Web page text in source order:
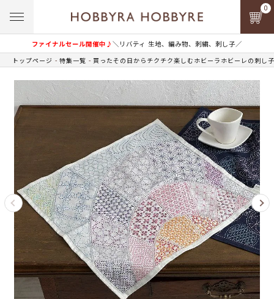
ファイナルセール開催中♪＼リバティ 生地、編み物、刺繍、刺し子／
0
トップページ 特集一覧 買ったその日からチクチク楽しむホビーラホビーレの刺し子